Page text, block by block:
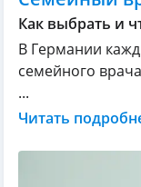
Как выбрать и
В Германии
семейного
...
Читать